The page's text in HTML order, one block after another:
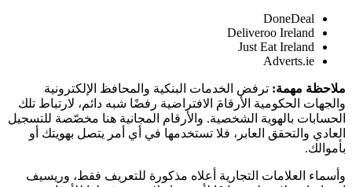
DoneDeal
Deliveroo Ireland
Just Eat Ireland
Adverts.ie
ملاحظة مهمة: ترفض الخدمات البنكية والمحافظ الإلكترونية
والجهات الحكومية الأرقامَ الافتراضية رفضًا شبه دائم، لارتباط تلك
الحسابات بالهوية الشخصية. والأرقام المجانية هنا مخصّصة للتسجيل
العادي والتحقق العابر، فلا تستخدمها في أي أمر يتصل بهويتك أو
بأموالك.
وأسماء العلامات التجارية أعلاه مذكورة للتعريف فقط، وريسيف